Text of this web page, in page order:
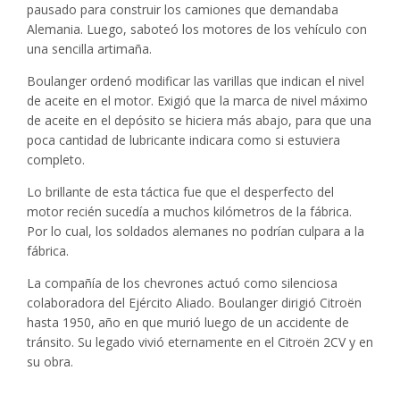
pausado para construir los camiones que demandaba
Alemania. Luego, saboteó los motores de los vehículo con
una sencilla artimaña.
Boulanger ordenó modificar las varillas que indican el nivel
de aceite en el motor. Exigió que la marca de nivel máximo
de aceite en el depósito se hiciera más abajo, para que una
poca cantidad de lubricante indicara como si estuviera
completo.
Lo brillante de esta táctica fue que el desperfecto del
motor recién sucedía a muchos kilómetros de la fábrica.
Por lo cual, los soldados alemanes no podrían culpara a la
fábrica.
La compañía de los chevrones actuó como silenciosa
colaboradora del Ejército Aliado. Boulanger dirigió Citroën
hasta 1950, año en que murió luego de un accidente de
tránsito. Su legado vivió eternamente en el Citroën 2CV y en
su obra.